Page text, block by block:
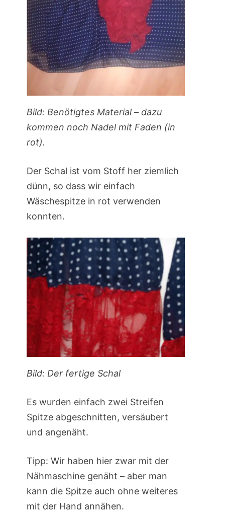
Bild: Benötigtes Material – dazu
kommen noch Nadel mit Faden (in
rot).
Der Schal ist vom Stoff her ziemlich
dünn, so dass wir einfach
Wäschespitze in rot verwenden
konnten.
Bild: Der fertige Schal
Es wurden einfach zwei Streifen
Spitze abgeschnitten, versäubert
und angenäht.
Tipp: Wir haben hier zwar mit der
Nähmaschine genäht – aber man
kann die Spitze auch ohne weiteres
mit der Hand annähen.